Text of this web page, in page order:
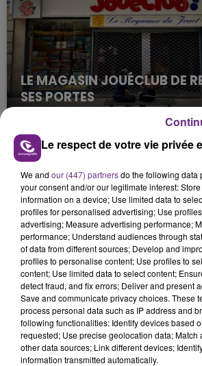
LE MAGASIN JOUÉCLUB DE
SES PORTES
rémois. Le magasin JouéClub
fermer ses portes.
TITRES DIFFUSÉS
8h00
8h00
JENNIFER LOPEZ & DAVID GUETTA
Save Me Tonight
7h57
7h57
Hate
Le respect de votre vie privée
We and our (447) partnersdo the following data
your consent and/or our legitimate interest:
information on a device; Use limited data to
profiles for personalised advertising; Use
advertising; Measure advertising performance;
performance; Understand audiences through
of data from different sources; Develop and
profiles to personalise content; Use profiles to
content; Use limited data to select content;
detect fraud, and fix errors; Deliver and present
Save and communicate privacy choices. These
process personal data such as IP address and
following functionalities: Identify devices based
requested; Use precise geolocation data; Match
other data sources; Link different devices;
information transmitted automatically.